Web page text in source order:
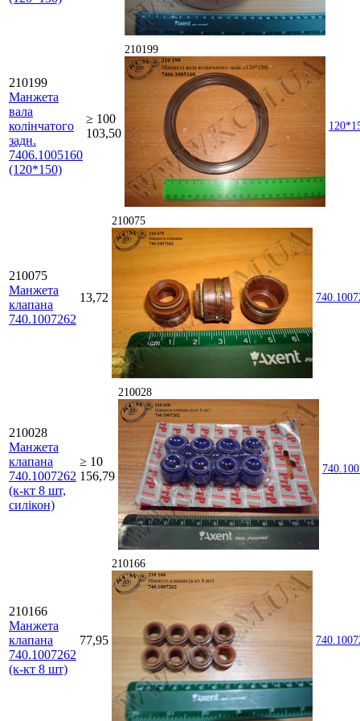
210199
Манжета
вала
колінчатого
задн.
7406.1005160
(120*150)
≥ 100
103,50
210199
210075
Манжета
клапана
740.1007262
13,72
210075
210028
Манжета
клапана
740.1007262
(к-кт 8 шт,
силікон)
≥ 10
156,79
210028
210166
Манжета
клапана
740.1007262
(к-кт 8 шт)
77,95
210166